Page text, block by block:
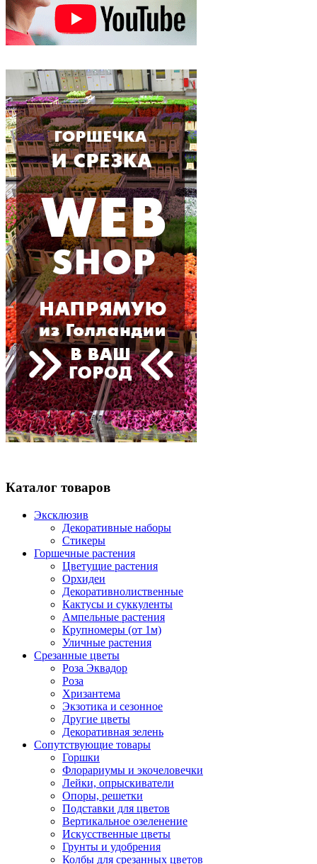
Каталог товаров
Эксклюзив
Декоративные наборы
Стикеры
Горшечные растения
Цветущие растения
Орхидеи
Декоративнолиственные
Кактусы и суккуленты
Ампельные растения
Крупномеры (от 1м)
Уличные растения
Срезанные цветы
Роза Эквадор
Роза
Хризантема
Экзотика и сезонное
Другие цветы
Декоративная зелень
Сопутствующие товары
Горшки
Флорариумы и экочеловечки
Лейки, опрыскиватели
Опоры, решетки
Подставки для цветов
Вертикальное озеленение
Искусственные цветы
Грунты и удобрения
Колбы для срезанных цветов